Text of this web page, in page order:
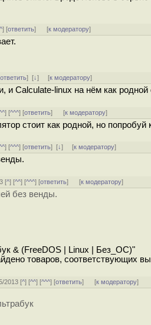
] [ответить] [к модератору]
ответить][↓] [к модератору]
и Calculate-linux на нём как родной
] [^^^] [ответить] [к модератору]
стоит как родной, но
] [^^^] [ответить][↓] [к модератору]
[^] [^^] [^^^] [ответить] [к модератору]
без венды.
& (FreeDOS | Linux | Без_ОС)"
товаров, соответствующих
2013 [^] [^^] [^^^] [ответить] [к модератору]